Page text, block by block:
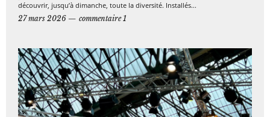
découvrir, jusqu’à dimanche, toute la diversité. Installés...
27 mars 2026
commentaire 1